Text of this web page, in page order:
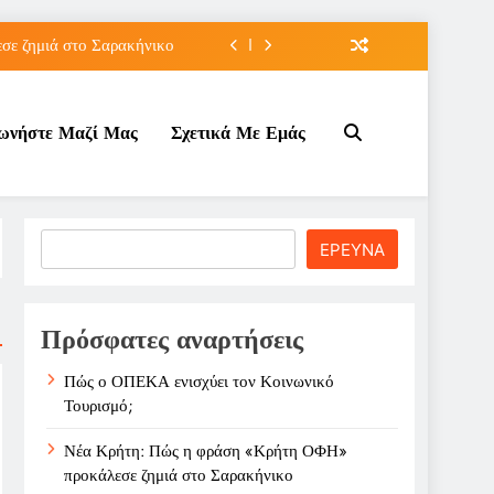
ζημιά στο Σαρακήνικο
πετρελαίου στο ;
ζημιά στο Σαρακήνικο
της για την καριέρα;
Μαζί Μας Σχετικά Με Εμάς
ΕΡΕΥΝΑ
Πρόσφατες αναρτήσεις
Πώς ο ΟΠΕΚΑ ενισχύει τον Κοινωνικό
Τουρισμό;
Νέα Κρήτη: Πώς η φράση «Κρήτη ΟΦΗ»
προκάλεσε ζημιά στο Σαρακήνικο